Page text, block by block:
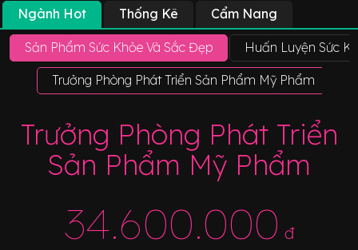
Ngành Hot Thống Kê Cẩm Nang
Sản Phẩm Sức Khỏe Và Sắc Đẹp Huấn Luyện Sức
Trưởng Phòng Phát Triển Sản Phẩm Mỹ Phẩm
Trưởng Phòng Phát Triển
Sản Phẩm Mỹ Phẩm
34.600.000 đ